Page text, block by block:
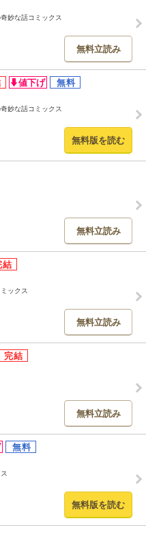
妙な話コミックス
無料立読み
妙な話コミックス
無料版を読む
無料立読み
ックス
無料立読み
無料立読み
無料版を読む